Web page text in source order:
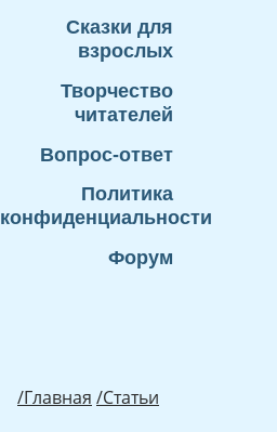
Сказки для
взрослых
Творчество
читателей
Вопрос-ответ
Политика
конфиденциальности
Форум
/Главная /Статьи